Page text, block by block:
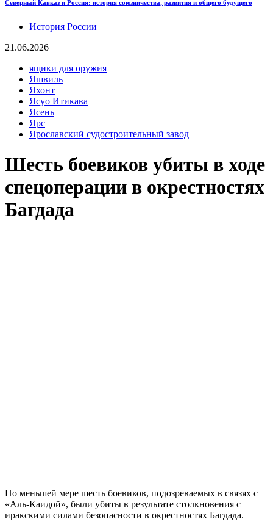
Северный Кавказ и Россия: история союзничества, развития и общего будущего
История России
21.06.2026
ящики для оружия
Яшвиль
Яхонт
Ясуо Итикава
Ясень
Ярс
Ярославский судостроительный завод
Шесть боевиков убиты в ходе
спецоперации в окрестностях
Багдада
По меньшей мере шесть боевиков, подозреваемых в связях с
«Аль-Каидой», были убиты в результате столкновения с
иракскими силами безопасности в окрестностях Багдада.